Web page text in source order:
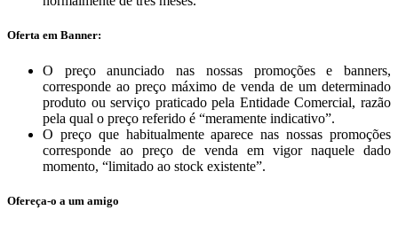
Oferta em Banner:
O preço anunciado nas nossas promoções e banners,
corresponde ao preço máximo de venda de um determinado
produto ou serviço praticado pela Entidade Comercial, razão
pela qual o preço referido é “meramente indicativo”.
O preço que habitualmente aparece nas nossas promoções
corresponde ao preço de venda em vigor naquele dado
momento, “limitado ao stock existente”.
Ofereça-o a um amigo